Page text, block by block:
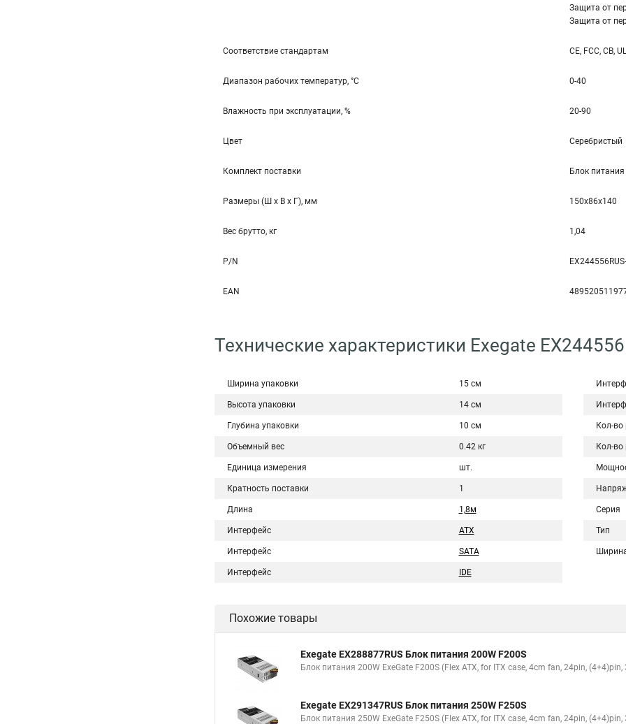
Защита от
Защита от
Соответствие стандартам CE, FCC, CB,
Диапазон рабочих температур, °С 0-40
Влажность при эксплуатации, % 20-90
Цвет Серебристый
Комплект поставки Блок
Размеры (Ш x В x Г), мм 150x86x140
Вес брутто, кг 1,04
P/N
EAN
Технические характеристики Exegate
Ширина упаковки 15 см
Высота упаковки 14 см
Глубина упаковки 10 см
Объемный вес 0.42 кг
Единица измерения шт.
Кратность поставки 1
Длина 1,8м
Интерфейс ATX
Интерфейс SATA
Интерфейс IDE
Кол-во
Кол-во
Серия
Тип
Похожие товары
Exegate EX288877RUS Блок питания 200W F200S
Блок питания 200W ExeGate F200S (Flex ATX, for ITX case, 4cm fan, 24pin, (4+4)pin,
Exegate EX291347RUS Блок питания 250W F250S
Блок питания 250W ExeGate F250S (Flex ATX, for ITX case, 4cm fan, 24pin, (4+4)pin,